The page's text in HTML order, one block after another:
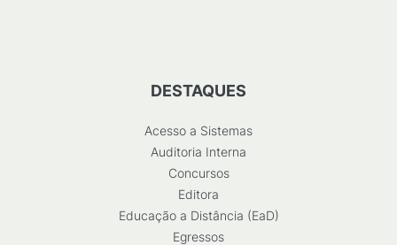
DESTAQUES
Acesso a Sistemas
Auditoria Interna
Concursos
Editora
Educação a Distância (EaD)
Egressos